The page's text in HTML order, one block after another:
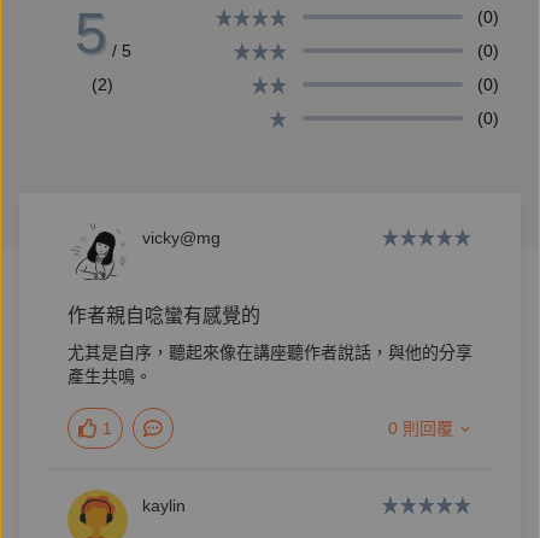
小史，向我們展示「我」之於世界，曝光於公眾的私人
化視角。讀《無蜜的蜂群》能感受到詩人對於現世的荒
蕪感——他想對人們說些什麼，絮語也好，溝通也罷；
這本詩集即是向敗壞世界對話的渡口。——詩人 曹馭
我常閱讀宋尚緯臉書貼的聯緜流水帳——生活無數飛羽
微塵，竟然可以這麼有觀點，有笑點，有哏。《無蜜的
詩中討論愛、痛苦和現實，不只固執，尖銳，還有溫
暖，在泥濘中為所有無蜜少眠的人們，遞來一顆可以立
足的石頭。 ——作家 楊佳嫻
命運，一代懷抱希望的人，抱著水一般搖晃的恐懼活
著；已無希望的人，給自己的蜜裝上詩的薄翅。還會有
5 / 5
(2)
(0)
(0)
(0)
(0)
vicky@mg
作者親自唸蠻有感覺的
尤其是自序，聽起來像在講座聽作者說話，與他的分享
產生共鳴。
1 0 則回覆
kaylin